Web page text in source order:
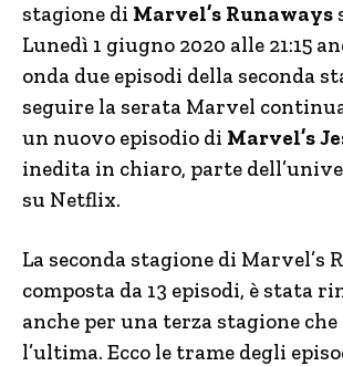
stagione di Marvel’s Runaways
Lunedì 1 giugno 2020 alle 21:15
onda due episodi della seconda
seguire la serata Marvel
un nuovo episodio di Marvel’s
inedita in chiaro, parte
su Netflix.
La seconda stagione di Marvel’s
composta da 13 episodi, è stata
anche per una terza stagione che
l’ultima. Ecco le trame degli